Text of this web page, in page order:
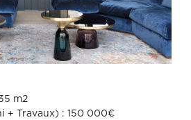
m2
+ Travaux) : 150 000€